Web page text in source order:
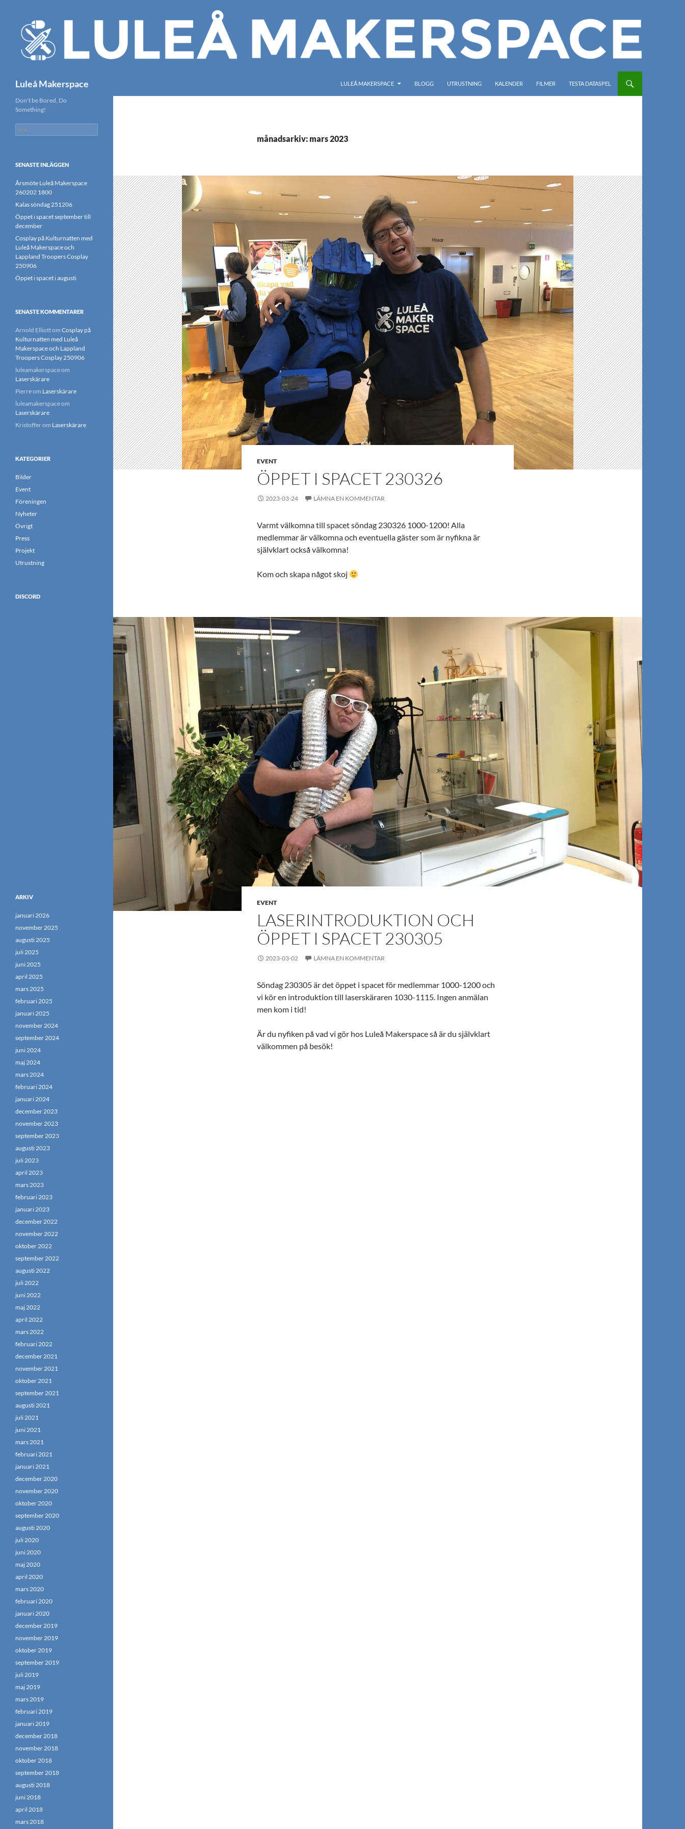
innehåll
Luleå Makerspace LULEÅ MAKERSPACE BLOGG UTRUSTNING KALENDER FILMER TESTA DATASPEL
månadsarkiv: mars 2023
EVENT
ÖPPET I SPACET 230326
2023-03-24 LÄMNA EN KOMMENTAR
Varmt välkomna till spacet söndag 230326 1000-1200! Alla
medlemmar är välkomna och eventuella gäster som är nyfikna är
självklart också välkomna!
Kom och skapa något skoj
EVENT
LASERINTRODUKTION OCH
ÖPPET I SPACET 230305
2023-03-02 LÄMNA EN KOMMENTAR
Söndag 230305 är det öppet i spacet för medlemmar 1000-1200 och
vi kör en introduktion till laserskäraren 1030-1115. Ingen anmälan
men kom i tid!
Är du nyfiken på vad vi gör hos Luleå Makerspace så är du självklart
välkommen på besök!
Don't be Bored, Do
Something!
Sök
efter:
SENASTE INLÄGGEN
Årsmöte Luleå Makerspace
260202 1800
Kalas söndag 251206
Öppet i spacet september till
december
Cosplay på Kulturnatten med
Luleå Makerspace och
Lappland Troopers Cosplay
250906
Öppet i spacet i augusti
SENASTE KOMMENTARER
Arnold Elliottom Cosplay på
Kulturnatten med Luleå
Makerspace och Lappland
Troopers Cosplay 250906
luleamakerspaceom
Laserskärare
Pierreom Laserskärare
luleamakerspaceom
Laserskärare
Kristofferom Laserskärare
KATEGORIER
Bilder
Event
Föreningen
Nyheter
Övrigt
Press
Projekt
Utrustning
DISCORD
ARKIV
januari 2026
november 2025
augusti 2025
juli 2025
juni 2025
april 2025
mars 2025
februari 2025
januari 2025
november 2024
september 2024
juni 2024
maj 2024
mars 2024
februari 2024
januari 2024
december 2023
november 2023
september 2023
augusti 2023
juli 2023
april 2023
mars 2023
februari 2023
januari 2023
december 2022
november 2022
oktober 2022
september 2022
augusti 2022
juli 2022
juni 2022
maj 2022
april 2022
mars 2022
februari 2022
december 2021
november 2021
oktober 2021
september 2021
augusti 2021
juli 2021
juni 2021
mars 2021
februari 2021
januari 2021
december 2020
november 2020
oktober 2020
september 2020
augusti 2020
juli 2020
juni 2020
maj 2020
april 2020
mars 2020
februari 2020
januari 2020
december 2019
november 2019
oktober 2019
september 2019
juli 2019
maj 2019
mars 2019
februari 2019
januari 2019
december 2018
november 2018
oktober 2018
september 2018
augusti 2018
juni 2018
april 2018
mars 2018